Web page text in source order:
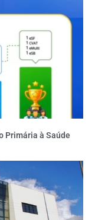
Primária à Saúde